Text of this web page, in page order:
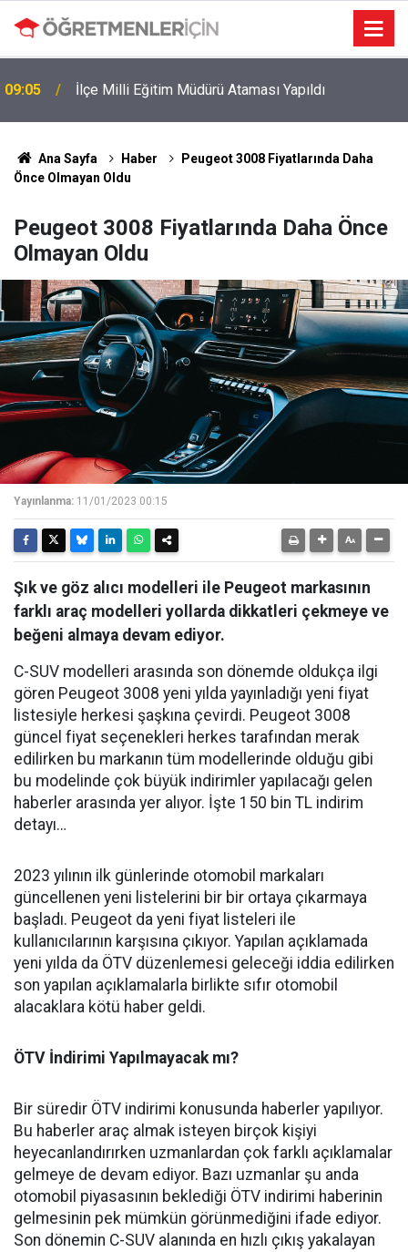
09:05 İlçe Milli Eğitim Müdürü Ataması Yapıldı
Ana Sayfa Haber
Peugeot 3008 Fiyatlarında Daha
Önce Olmayan Oldu
Peugeot 3008 Fiyatlarında Daha Önce
Olmayan Oldu
Yayınlanma: 11/01/2023 00:15
Şık ve göz alıcı modelleri ile Peugeot markasının
farklı araç modelleri yollarda dikkatleri çekmeye ve
beğeni almaya devam ediyor.
C-SUV modelleri arasında son dönemde oldukça ilgi
gören Peugeot 3008 yeni yılda yayınladığı yeni fiyat
listesiyle herkesi şaşkına çevirdi. Peugeot 3008
güncel fiyat seçenekleri herkes tarafından merak
edilirken bu markanın tüm modellerinde olduğu gibi
bu modelinde çok büyük indirimler yapılacağı gelen
haberler arasında yer alıyor. İşte 150 bin TL indirim
detayı…
2023 yılının ilk günlerinde otomobil markaları
güncellenen yeni listelerini bir bir ortaya çıkarmaya
başladı. Peugeot da yeni fiyat listeleri ile
kullanıcılarının karşısına çıkıyor. Yapılan açıklamada
yeni yılda da ÖTV düzenlemesi geleceği iddia edilirken
son yapılan açıklamalarla birlikte sıfır otomobil
alacaklara kötü haber geldi.
ÖTV İndirimi Yapılmayacak mı?
Bir süredir ÖTV indirimi konusunda haberler yapılıyor.
Bu haberler araç almak isteyen birçok kişiyi
heyecanlandırırken uzmanlardan çok farklı açıklamalar
gelmeye de devam ediyor. Bazı uzmanlar şu anda
otomobil piyasasının beklediği ÖTV indirimi haberinin
gelmesinin pek mümkün görünmediğini ifade ediyor.
Son dönemin C-SUV alanında en hızlı çıkış yakalayan